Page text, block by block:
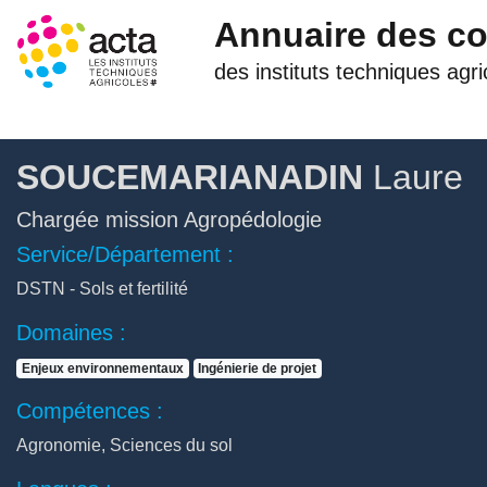
Annuaire des
des instituts techniques
SOUCEMARIANADIN Laure
Chargée mission Agropédologie
Service/Département :
DSTN - Sols et fertilité
Domaines :
Enjeux environnementaux Ingénierie de projet
Compétences :
Agronomie, Sciences du sol